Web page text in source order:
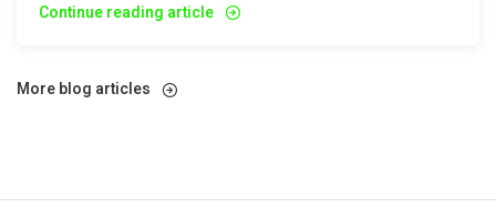
Continue reading article
More blog articles